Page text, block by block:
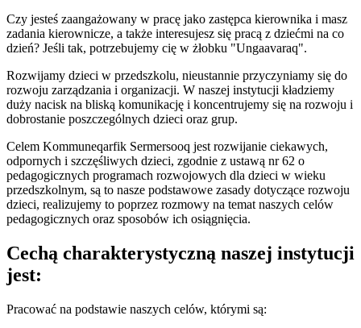
Czy jesteś zaangażowany w pracę jako zastępca kierownika i masz
zadania kierownicze, a także interesujesz się pracą z dziećmi na co
dzień? Jeśli tak, potrzebujemy cię w żłobku "Ungaavaraq".
Rozwijamy dzieci w przedszkolu, nieustannie przyczyniamy się do
rozwoju zarządzania i organizacji. W naszej instytucji kładziemy
duży nacisk na bliską komunikację i koncentrujemy się na rozwoju i
dobrostanie poszczególnych dzieci oraz grup.
Celem Kommuneqarfik Sermersooq jest rozwijanie ciekawych,
odpornych i szczęśliwych dzieci, zgodnie z ustawą nr 62 o
pedagogicznych programach rozwojowych dla dzieci w wieku
przedszkolnym, są to nasze podstawowe zasady dotyczące rozwoju
dzieci, realizujemy to poprzez rozmowy na temat naszych celów
pedagogicznych oraz sposobów ich osiągnięcia.
Cechą charakterystyczną naszej instytucji
jest:
Pracować na podstawie naszych celów, którymi są: